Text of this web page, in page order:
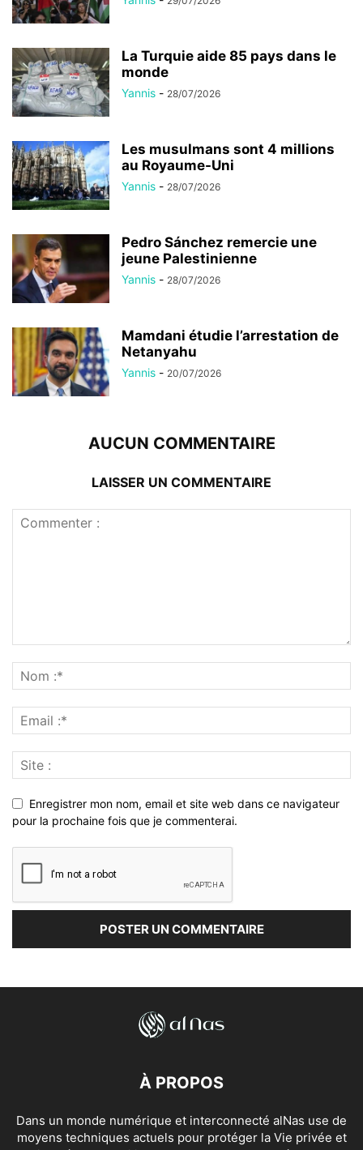
La Turquie aide 85 pays dans le
monde
Yannis - 28/07/2026
Les musulmans sont 4 millions
au Royaume-Uni
Yannis - 28/07/2026
Pedro Sánchez remercie une
jeune Palestinienne
Yannis - 28/07/2026
Mamdani étudie l’arrestation de
Netanyahu
Yannis - 20/07/2026
AUCUN COMMENTAIRE
LAISSER UN COMMENTAIRE
Enregistrer mon nom, email et site web dans ce navigateur
pour la prochaine fois que je commenterai.
À PROPOS
Dans un monde numérique et interconnecté alNas use de
moyens techniques actuels pour protéger la Vie privée et